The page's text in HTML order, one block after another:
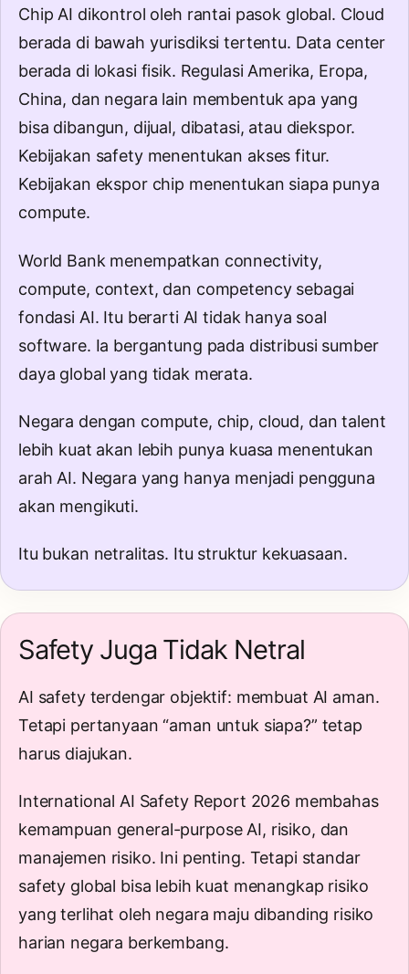
Chip AI dikontrol oleh rantai pasok global. Cloud
berada di bawah yurisdiksi tertentu. Data center
berada di lokasi fisik. Regulasi Amerika, Eropa,
China, dan negara lain membentuk apa yang
bisa dibangun, dijual, dibatasi, atau diekspor.
Kebijakan safety menentukan akses fitur.
Kebijakan ekspor chip menentukan siapa punya
compute.
World Bank menempatkan connectivity,
compute, context, dan competency sebagai
fondasi AI. Itu berarti AI tidak hanya soal
software. Ia bergantung pada distribusi sumber
daya global yang tidak merata.
Negara dengan compute, chip, cloud, dan talent
lebih kuat akan lebih punya kuasa menentukan
arah AI. Negara yang hanya menjadi pengguna
akan mengikuti.
Itu bukan netralitas. Itu struktur kekuasaan.
Safety Juga Tidak Netral
AI safety terdengar objektif: membuat AI aman.
Tetapi pertanyaan “aman untuk siapa?” tetap
harus diajukan.
International AI Safety Report 2026 membahas
kemampuan general-purpose AI, risiko, dan
manajemen risiko. Ini penting. Tetapi standar
safety global bisa lebih kuat menangkap risiko
yang terlihat oleh negara maju dibanding risiko
harian negara berkembang.